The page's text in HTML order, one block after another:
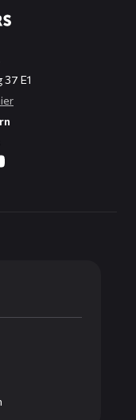
E1